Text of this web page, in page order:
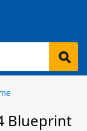
Blueprint